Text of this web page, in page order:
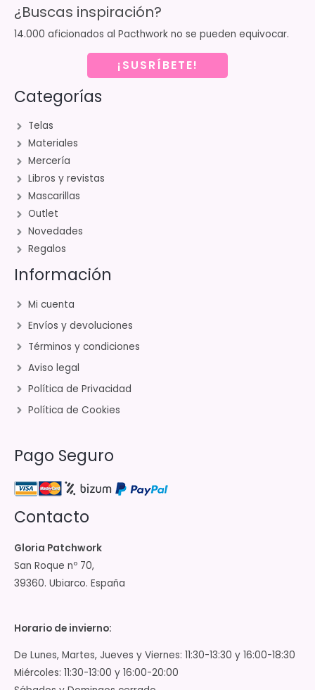
¿Buscas inspiración?
14.000 aficionados al Pacthwork no se pueden equivocar.
¡SUSRÍBETE!
Categorías
Telas
Materiales
Mercería
Libros y revistas
Mascarillas
Outlet
Novedades
Regalos
Información
Mi cuenta
Envíos y devoluciones
Términos y condiciones
Aviso legal
Política de Privacidad
Política de Cookies
Pago Seguro
Contacto
Gloria Patchwork
San Roque nº 70,
39360. Ubiarco. España
Horario de invierno:
De Lunes, Martes, Jueves y Viernes: 11:30-13:30 y 16:00-18:30
Miércoles: 11:30-13:00 y 16:00-20:00